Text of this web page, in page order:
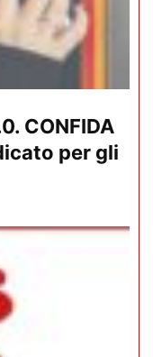
CONFIDA
per gli